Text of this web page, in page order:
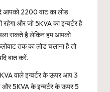
आपको 2200 वाट का लोड
और जो 5KVA का इन्वर्टर है
सकते है लेकिन हम आपको
तक का लोड चलाना है तो
बात करें.
वाले इन्वर्टर के ऊपर आप 3
और 5KVA के इन्वर्टर के ऊपर 5